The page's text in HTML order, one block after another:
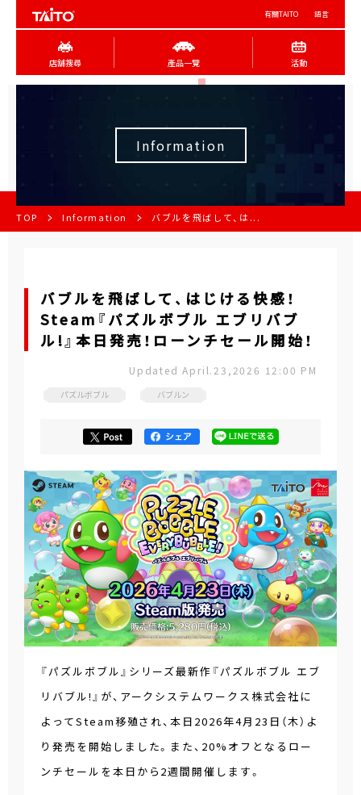
有關TAITO 語言
店舖搜尋 產品一覽 活動
Information
TOP Information バブルを飛ばして、は...
バブルを飛ばして、はじける快感！
Steam『パズルボブル エブリバブ
ル!』本日発売！ローンチセール開始！
Updated April.23,2026 12:00 PM
パズルボブル バブルン
『パズルボブル』シリーズ最新作『パズルボブル エブ
リバブル!』が、アークシステムワークス株式会社に
よってSteam移殖され、本日2026年4月23日（木）よ
り発売を開始しました。また、20%オフとなるロー
ンチセールを本日から2週間開催します。